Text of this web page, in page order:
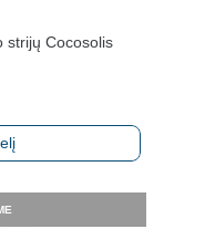
strijų Cocosolis